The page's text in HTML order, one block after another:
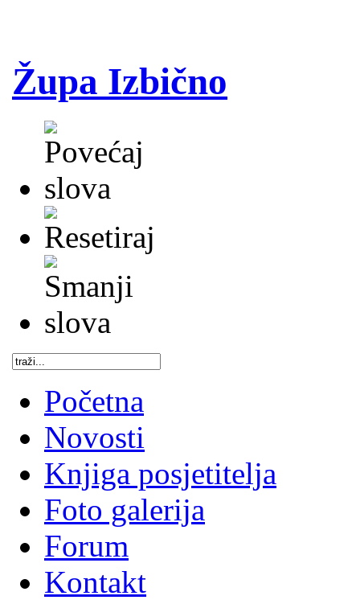
Župa Izbično
Početna
Novosti
Knjiga posjetitelja
Foto galerija
Forum
Kontakt